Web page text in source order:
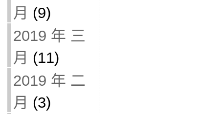
月 (9)
2019 年 三
月 (11)
2019 年 二
月 (3)